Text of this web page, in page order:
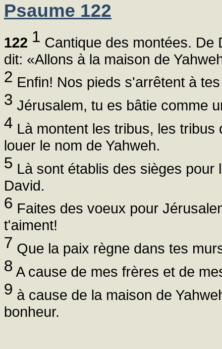
Psaume 122
122 1 Cantique des montées. De
dit: «Allons à la maison de
2 Enfin! Nos pieds s'arrêtent à
3 Jérusalem, tu es bâtie comme
4 Là montent les tribus, les
louer le nom de Yahweh.
5 Là sont établis des sièges
David.
6 Faites des voeux pour
t'aiment!
7 Que la paix règne dans tes
8 A cause de mes frères et de
9 à cause de la maison de
bonheur.